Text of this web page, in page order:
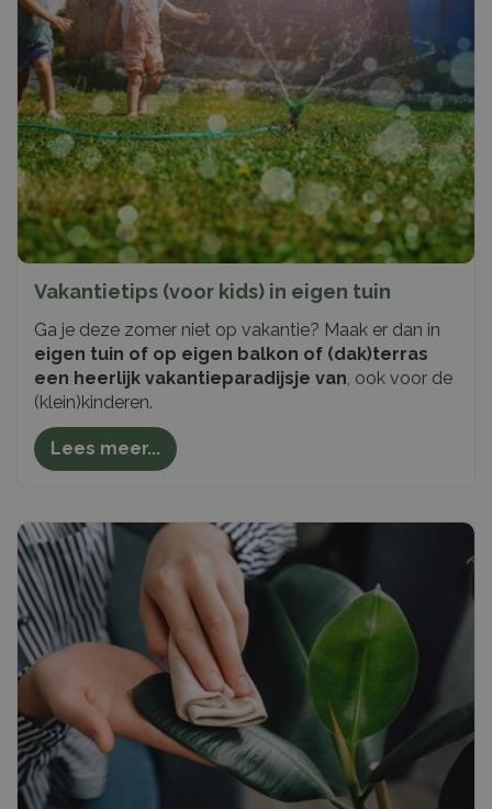
Vakantietips (voor kids) in eigen tuin
Ga je deze zomer niet op vakantie? Maak er dan in
eigen tuin of op eigen balkon of (dak)terras
een heerlijk vakantieparadijsje van, ook voor de
(klein)kinderen.
Lees meer...